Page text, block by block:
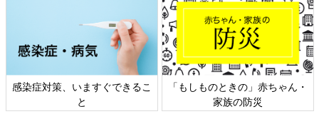
感染症対策、いますぐできるこ
と
「もしものときの」赤ちゃん・
家族の防災